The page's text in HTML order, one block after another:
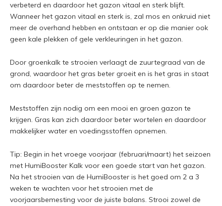
verbeterd en daardoor het gazon vitaal en sterk blijft.
Wanneer het gazon vitaal en sterk is, zal mos en onkruid niet
meer de overhand hebben en ontstaan er op die manier ook
geen kale plekken of gele verkleuringen in het gazon.
Door groenkalk te strooien verlaagt de zuurtegraad van de
grond, waardoor het gras beter groeit en is het gras in staat
om daardoor beter de meststoffen op te nemen.
Meststoffen zijn nodig om een mooi en groen gazon te
krijgen. Gras kan zich daardoor beter wortelen en daardoor
makkelijker water en voedingsstoffen opnemen.
Tip: Begin in het vroege voorjaar (februari/maart) het seizoen
met HumiBooster Kalk voor een goede start van het gazon.
Na het strooien van de HumiBooster is het goed om 2 a 3
weken te wachten voor het strooien met de
voorjaarsbemesting voor de juiste balans. Strooi zowel de